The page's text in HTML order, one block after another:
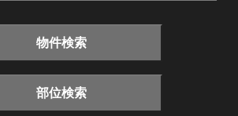
物件検索
部位検索